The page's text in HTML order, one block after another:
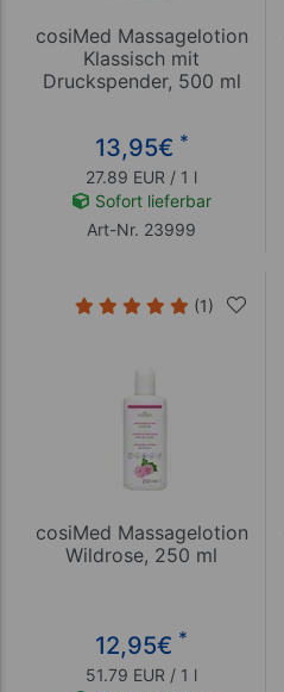
cosiMed Massagelotion
Klassisch mit
Druckspender, 500 ml
13,95€ *
27.89 EUR / 1 l
Sofort lieferbar
Art-Nr. 23999
(1)
cosiMed Massagelotion
Wildrose, 250 ml
12,95€ *
51.79 EUR / 1 l